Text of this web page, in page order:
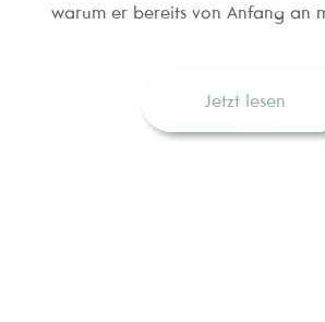
warum er bereits von Anfang an
Jetzt lesen